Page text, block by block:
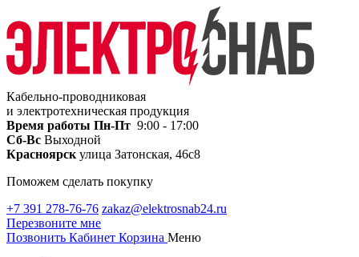
Кабельно-проводниковая
и электротехническая продукция
Время работы Пн-Пт 9:00 - 17:00
Сб-Вс Выходной
Красноярск улица Затонская, 46с8
Поможем сделать покупку
+7 391 278-76-76 zakaz@elektrosnab24.ru
Перезвоните мне
Позвонить Кабинет Корзина Меню